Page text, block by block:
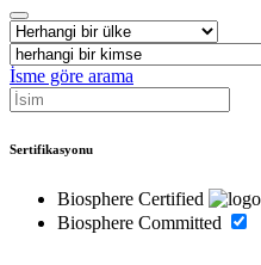
İsme göre arama
Sertifikasyonu
Biosphere Certified
Biosphere Committed